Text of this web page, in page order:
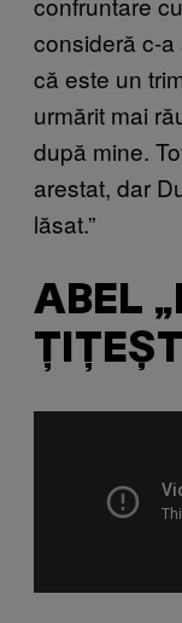
consideră c-a
că este un
urmărit mai
după mine.
arestat, dar
lăsat.”
ABEL
ȚIȚEȘTI